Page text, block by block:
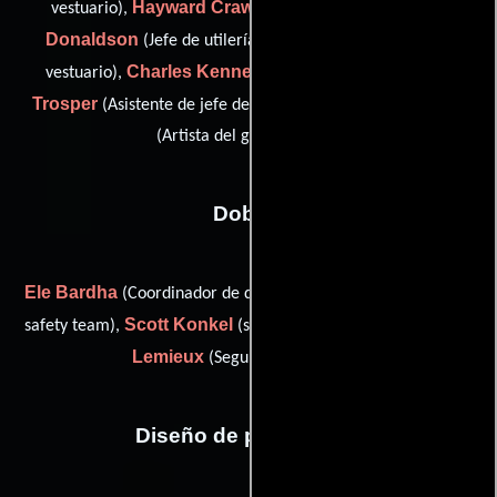
vestuario), Hayward Crawford
Donaldson (Jefe de utilería),
vestuario), Charles Kennedy
Trosper (Asistente de jefe de utilería) y
(Artista del guión gráfico)
Dobles
Ele Bardha (Coordinador de dobles),
safety team), Scott Konkel (stunt performer (stunts)) y
Lemieux (Seguridad de dobles)
Diseño de producción